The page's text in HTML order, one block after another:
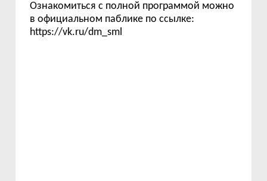
Ознакомиться с полной программой можно
в официальном паблике по ссылке:
https://vk.ru/dm_sml